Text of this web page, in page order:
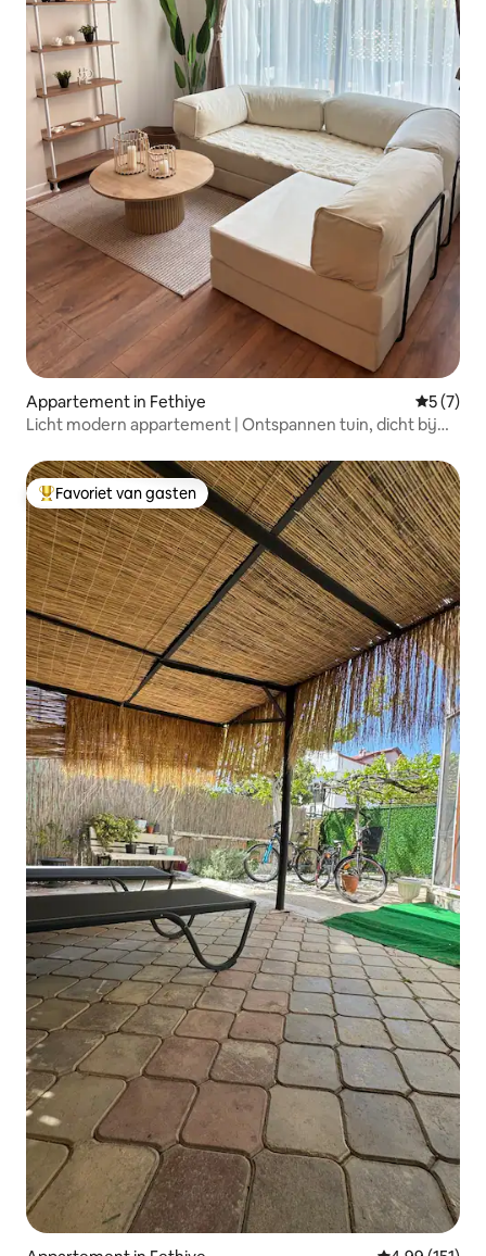
Appartement in Fethiye
5 (7)
Licht modern appartement | Ontspannen tuin, dicht bij
Topfavoriet van gasten
Favoriet van gasten